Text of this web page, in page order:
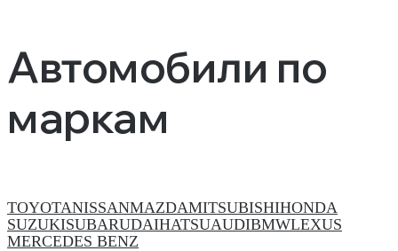
Автомобили по
маркам
TOYOTANISSANMAZDAMITSUBISHIHONDA
SUZUKISUBARUDAIHATSUAUDIBMWLEXUS
MERCEDES BENZ